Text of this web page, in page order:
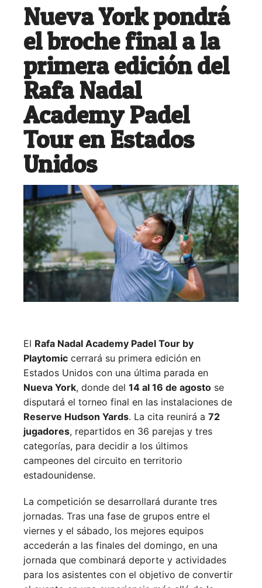
Nueva York pondrá
el broche final a la
primera edición del
Rafa Nadal
Academy Padel
Tour en Estados
Unidos
El Rafa Nadal Academy Padel Tour by
Playtomic cerrará su primera edición en
Estados Unidos con una última parada en
Nueva York, donde del 14 al 16 de agosto se
disputará el torneo final en las instalaciones de
Reserve Hudson Yards. La cita reunirá a 72
jugadores, repartidos en 36 parejas y tres
categorías, para decidir a los últimos
campeones del circuito en territorio
estadounidense.
La competición se desarrollará durante tres
jornadas. Tras una fase de grupos entre el
viernes y el sábado, los mejores equipos
accederán a las finales del domingo, en una
jornada que combinará deporte y actividades
para los asistentes con el objetivo de convertir